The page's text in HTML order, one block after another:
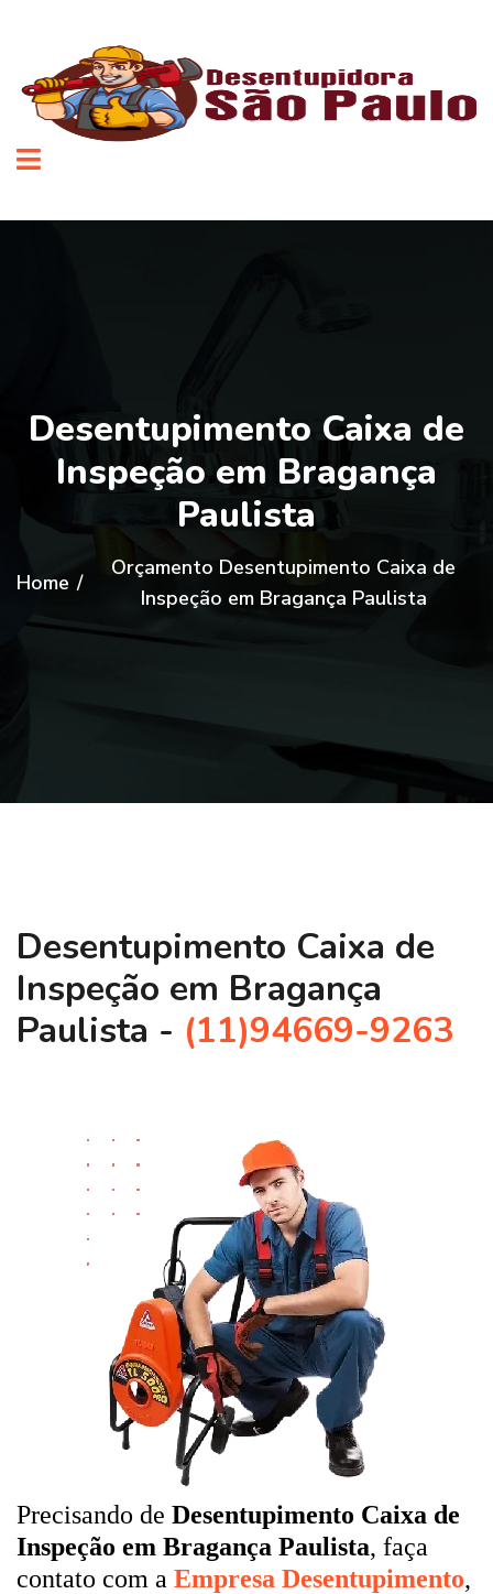
Desentupimento Caixa de
Inspeção em Bragança
Paulista
Home /
Orçamento Desentupimento Caixa de
Inspeção em Bragança Paulista
Desentupimento Caixa de
Inspeção em Bragança
Paulista - (11)94669-9263
Precisando de Desentupimento Caixa de
Inspeção em Bragança Paulista, faça
contato com a Empresa Desentupimento,